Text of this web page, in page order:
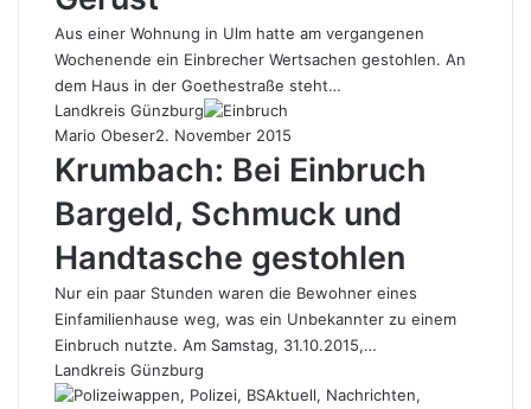
Aus einer Wohnung in Ulm hatte am vergangenen
Wochenende ein Einbrecher Wertsachen gestohlen. An
dem Haus in der Goethestraße steht…
Landkreis Günzburg
Mario Obeser2. November 2015
Krumbach: Bei Einbruch
Bargeld, Schmuck und
Handtasche gestohlen
Nur ein paar Stunden waren die Bewohner eines
Einfamilienhause weg, was ein Unbekannter zu einem
Einbruch nutzte. Am Samstag, 31.10.2015,…
Landkreis Günzburg